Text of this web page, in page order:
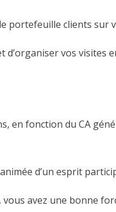
portefeuille clients
d’organiser vos visites
en fonction du CA
d’un esprit
avez une bonne